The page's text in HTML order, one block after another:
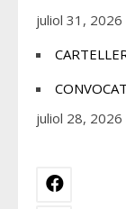
juliol 31, 2026
juliol 28, 2026